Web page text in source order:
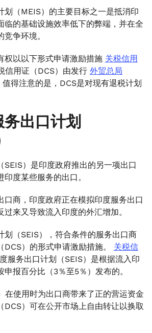
划（MEIS）的主要目标之一是抵消印
临的基础设施效率低下的弊端，并在全
争环境。
权以以下形式申请激励措施 关税信用
信用证（DCS）由发行 外贸总局
值得注意的是，DCS是对现有退税计划
务出口计划
SEIS）是印度政府推出的另一项出口
度某些服务的出口。
口商，印度政府正在模拟印度服务出口
来又导致流入印度的外汇增加。
划（SEIS），符合条件的服务出口商
DCS）的形式申请激励措施。 关税信
服务出口计划（SEIS）是根据流入印
报百分比（3％至5％）发布的。
在使用时为出口商带来了正的营运资金
DCS）可在公开市场上自由转让以换取